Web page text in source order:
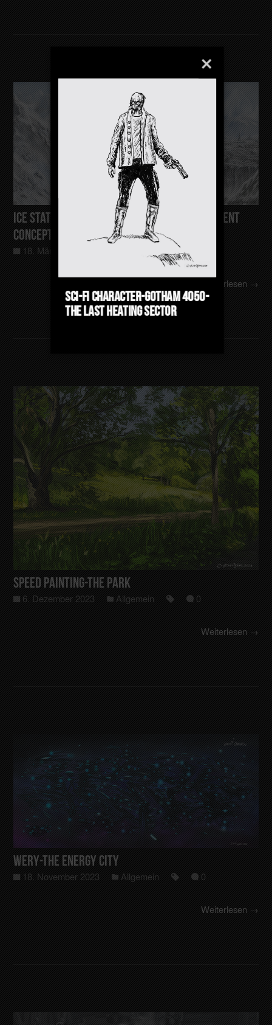
Ice Station-Sci-Fi Matte Painting/Environment
Concept
18. März 2024 0
Weiterlesen →
Speed Painting-The Park
6. Dezember 2023 Allgemein 0
Weiterlesen →
WERY-The Energy City
18. November 2023 Allgemein 0
Weiterlesen →
Sci-Fi Character-Gotham 4050-
The last Heating Sector